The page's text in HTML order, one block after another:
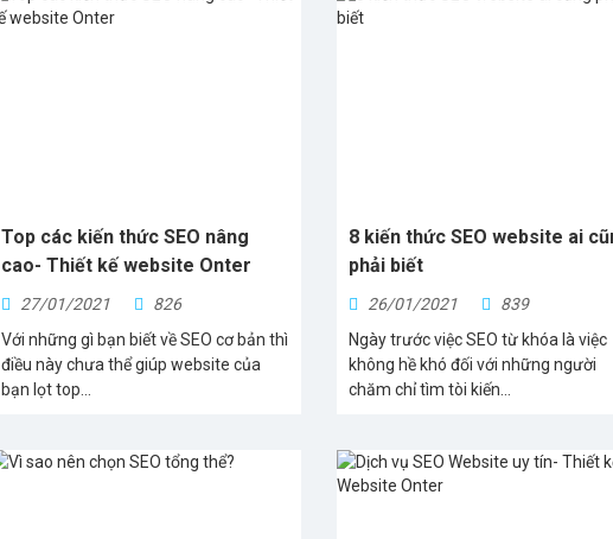
Top các kiến thức SEO nâng
cao- Thiết kế website Onter
27/01/2021
826
Với những gì bạn biết về SEO cơ bản thì
điều này chưa thể giúp website của
bạn lọt top...
8 kiến thức SEO website ai
phải biết
26/01/2021
839
Ngày trước việc SEO từ khóa là việc
không hề khó đối với những người
chăm chỉ tìm tòi kiến...